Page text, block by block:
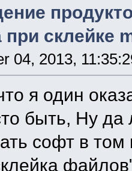
склейке
04, 2013,
я один
быть, Ну да
софт в